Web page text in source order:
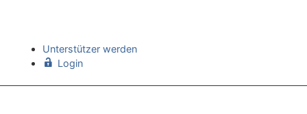
Unterstützer werden
Login